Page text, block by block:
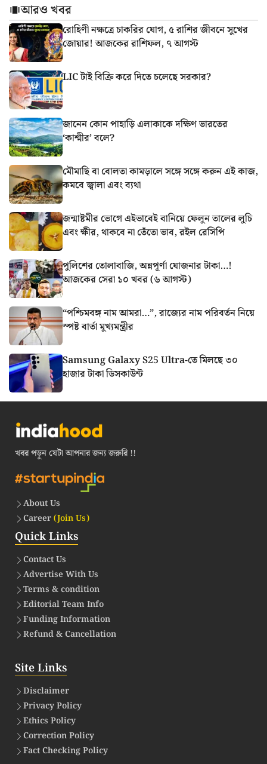
আরও খবর
রোহিণী নক্ষত্রে চাকরির যোগ, ৫ রাশির জীবনে সুখের
জোয়ার! আজকের রাশিফল, ৭ আগস্ট
LIC টাই বিক্রি করে দিতে চলেছে সরকার?
জানেন কোন পাহাড়ি এলাকাকে দক্ষিণ ভারতের
‘কাশ্মীর’ বলে?
মৌমাছি বা বোলতা কামড়ালে সঙ্গে সঙ্গে করুন এই কাজ,
কমবে জ্বালা এবং ব্যথা
জন্মাষ্টমীর ভোগে এইভাবেই বানিয়ে ফেলুন তালের লুচি
এবং ক্ষীর, থাকবে না তেঁতো ভাব, রইল রেসিপি
পুলিশের তোলাবাজি, অন্নপূর্ণা যোজনার টাকা…!
আজকের সেরা ১০ খবর (৬ আগস্ট)
“পশ্চিমবঙ্গ নাম আমরা…”, রাজ্যের নাম পরিবর্তন নিয়ে
স্পষ্ট বার্তা মুখ্যমন্ত্রীর
Samsung Galaxy S25 Ultra-তে মিলছে ৩০
হাজার টাকা ডিসকাউন্ট
খবর পড়ুন যেটা আপনার জন্য জরুরি !!
About Us
Career(Join Us)
Quick Links
Contact Us
Advertise With Us
Terms & condition
Editorial Team Info
Funding Information
Refund & Cancellation
Site Links
Disclaimer
Privacy Policy
Ethics Policy
Correction Policy
Fact Checking Policy